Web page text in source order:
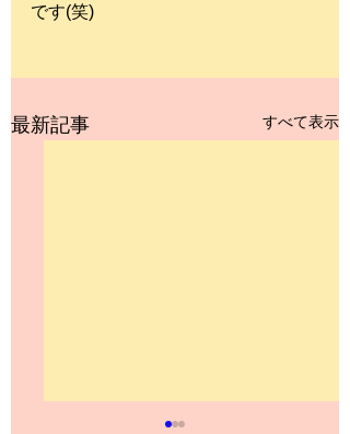
です(笑)
最新記事 すべて表示